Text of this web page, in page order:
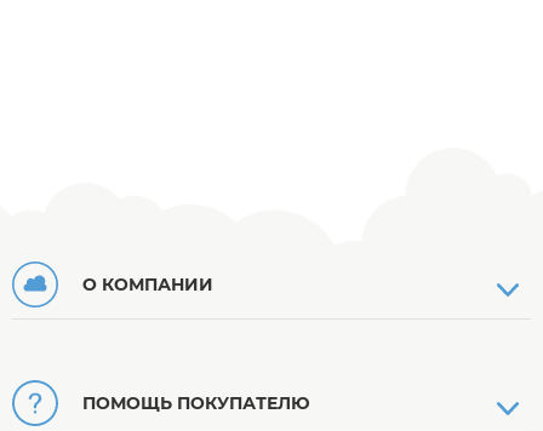
О КОМПАНИИ
ПОМОЩЬ ПОКУПАТЕЛЮ